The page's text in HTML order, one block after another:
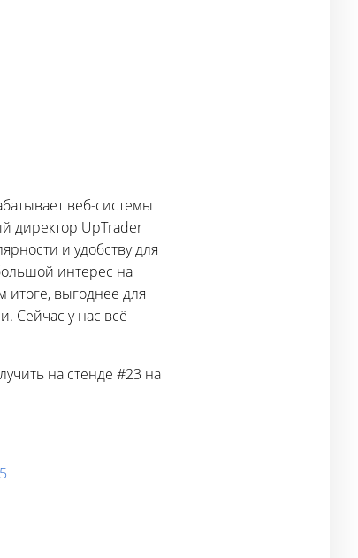
веб-системы
директор UpTrader
и удобству для
интерес на
итоге, выгоднее для
Сейчас у нас всё
на стенде #23 на